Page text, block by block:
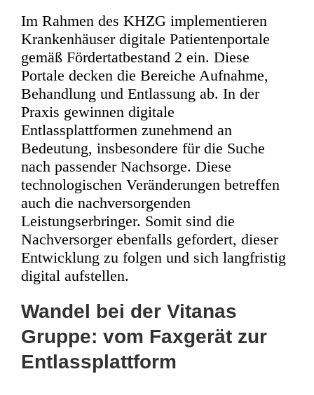
Im Rahmen des KHZG implementieren
Krankenhäuser digitale Patientenportale
gemäß Fördertatbestand 2 ein. Diese
Portale decken die Bereiche Aufnahme,
Behandlung und Entlassung ab. In der
Praxis gewinnen digitale
Entlassplattformen zunehmend an
Bedeutung, insbesondere für die Suche
nach passender Nachsorge. Diese
technologischen Veränderungen betreffen
auch die nachversorgenden
Leistungserbringer. Somit sind die
Nachversorger ebenfalls gefordert, dieser
Entwicklung zu folgen und sich langfristig
digital aufstellen.
Wandel bei der Vitanas
Gruppe: vom Faxgerät zur
Entlassplattform